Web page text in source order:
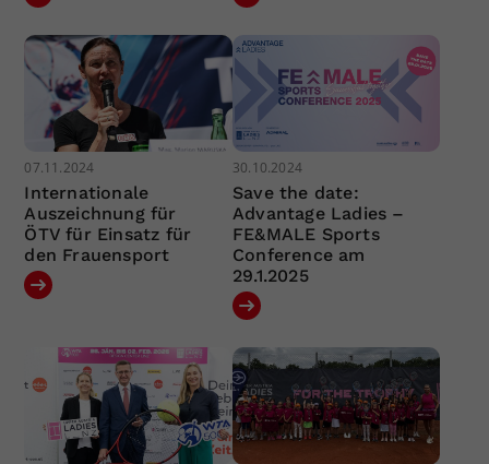
07.11.2024
Internationale
Auszeichnung für
ÖTV für Einsatz für
den Frauensport
30.10.2024
Save the date:
Advantage Ladies –
FE&MALE Sports
Conference am
29.1.2025